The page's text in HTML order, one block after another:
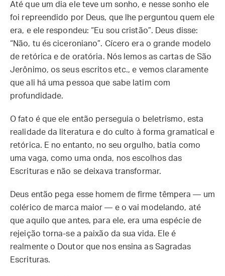
Até que um dia ele teve um sonho, e nesse sonho ele
foi repreendido por Deus, que lhe perguntou quem ele
era, e ele respondeu: “Eu sou cristão”. Deus disse:
“Não, tu és ciceroniano”. Cícero era o grande modelo
de retórica e de oratória. Nós lemos as cartas de São
Jerônimo, os seus escritos etc., e vemos claramente
que ali há uma pessoa que sabe latim com
profundidade.
O fato é que ele então perseguia o beletrismo, esta
realidade da literatura e do culto à forma gramatical e
retórica. E no entanto, no seu orgulho, batia como
uma vaga, como uma onda, nos escolhos das
Escrituras e não se deixava transformar.
Deus então pega esse homem de firme têmpera — um
colérico de marca maior — e o vai modelando, até
que aquilo que antes, para ele, era uma espécie de
rejeição torna-se a paixão da sua vida. Ele é
realmente o Doutor que nos ensina as Sagradas
Escrituras.